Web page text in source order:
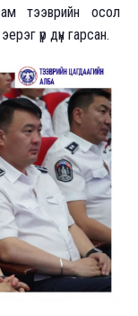
тээврийн осол
үр дүн гарсан.